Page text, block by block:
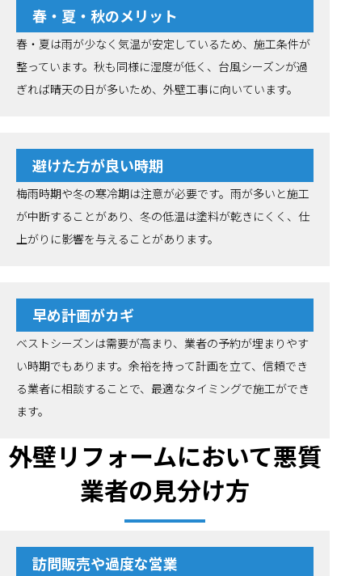
春・夏・秋のメリット
春・夏は雨が少なく気温が安定しているため、施工条件が
整っています。秋も同様に湿度が低く、台風シーズンが過
ぎれば晴天の日が多いため、外壁工事に向いています。
避けた方が良い時期
梅雨時期や冬の寒冷期は注意が必要です。雨が多いと施工
が中断することがあり、冬の低温は塗料が乾きにくく、仕
上がりに影響を与えることがあります。
早め計画がカギ
ベストシーズンは需要が高まり、業者の予約が埋まりやす
い時期でもあります。余裕を持って計画を立て、信頼でき
る業者に相談することで、最適なタイミングで施工ができ
ます。
外壁リフォームにおいて悪質
業者の見分け方
訪問販売や過度な営業